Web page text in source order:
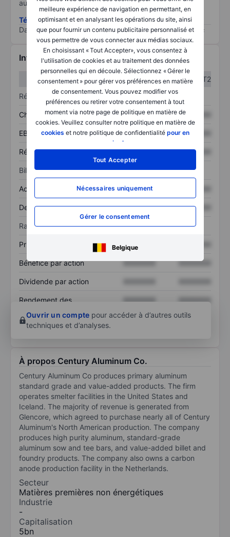
meilleure expérience de navigation en permettant, en
optimisant et en analysant les opérations du site, ainsi
que pour fournir un contenu publicitaire personnalisé et
vous permettre de vous connecter aux médias sociaux.
En choisissant « Tout Accepter», vous consentez à
l'utilisation de cookies et au traitement des données
personnelles qui en découle. Sélectionnez « Gérer le
consentement » pour gérer vos préférences en matière
de consentement. Vous pouvez modifier vos
préférences ou retirer votre consentement à tout
moment via notre page de politique en matière de
cookies. Veuillez consulter notre politique en matière de
cookies et notre politique de confidentialité pour en
savoir plus
Tout Accepter
Nécessaires uniquement
Gérer le consentement
Belgique
au risque le plus élevé).
Télécharger la méthodologie ESG (en anglais)
Data provided by
/
Informations financières
T1
T2
Résultats
Chiffre d’affaires XXXXXXX XXXXXXX
EBITDA XXXXXXX XXXXXXX
Résultat net XXXXXXX XXXXXXX
Bilan
Actif total XXXXXXX
Dette totale XXXXXXX XXXXXXX
Ratios
Prix / ventes XXXXXXX
Bénéfice par action XXXXXXX XXXXXXX
Dividende par action
Rendement des
XXXXXXX
XXXXXXX
Ouvrir un compte pour accéder à d’autres outils
techniques et d’analyses.
À propos Century Aluminum Co.
Century Aluminum Co produces primary aluminum
standard grade and value-added products. The firm
operates smelter facilities in the United States and
Iceland. The majority of revenue is generated from
Glencore, which agreed to purchase nearly all of Century
Aluminum's North American production. The company
produces high purity aluminum, standard-grade
aluminum sow and tee bars, and value-added billet and
foundry products. The company also owns a carbon
anode production facility in the Netherlands.
Secteur
Matières premières non énergétiques
Industrie
-
Capitalisation
5bn